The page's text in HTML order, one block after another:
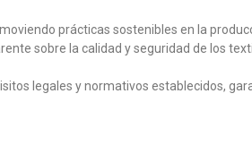
prácticas sostenibles en la
sobre la calidad y seguridad de los
legales y normativos establecidos,